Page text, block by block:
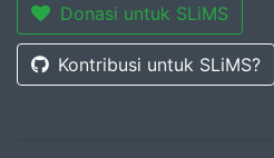
Donasi untuk SLiMS
Kontribusi untuk SLiMS?